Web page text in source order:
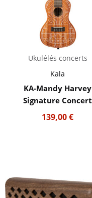
Ukulélés concerts
Kala
KA-Mandy Harvey
Signature Concert
139,00€